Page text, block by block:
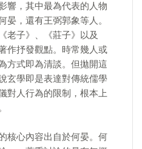
響，其中最為代表的人物
晏，還有王弼郭象等人。
老子》、《莊子》以及
作抒發觀點。時常幾人或
方式即為清談。但拋開這
玄學即是表達對傳統儒學
對人行為的限制，根本上
核心內容出自於何晏。何